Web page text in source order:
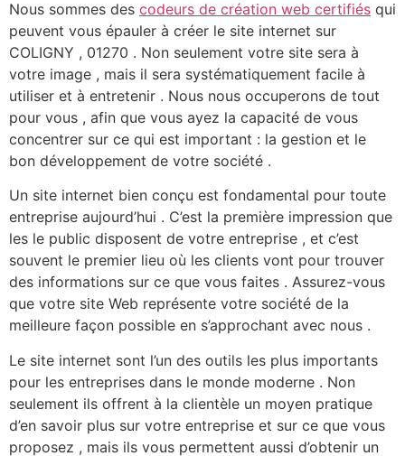
Nous sommes des codeurs de création web certifiés qui
peuvent vous épauler à créer le site internet sur
COLIGNY , 01270 . Non seulement votre site sera à
votre image , mais il sera systématiquement facile à
utiliser et à entretenir . Nous nous occuperons de tout
pour vous , afin que vous ayez la capacité de vous
concentrer sur ce qui est important : la gestion et le
bon développement de votre société .
Un site internet bien conçu est fondamental pour toute
entreprise aujourd’hui . C’est la première impression que
les le public disposent de votre entreprise , et c’est
souvent le premier lieu où les clients vont pour trouver
des informations sur ce que vous faites . Assurez-vous
que votre site Web représente votre société de la
meilleure façon possible en s’approchant avec nous .
Le site internet sont l’un des outils les plus importants
pour les entreprises dans le monde moderne . Non
seulement ils offrent à la clientèle un moyen pratique
d’en savoir plus sur votre entreprise et sur ce que vous
proposez , mais ils vous permettent aussi d’obtenir un